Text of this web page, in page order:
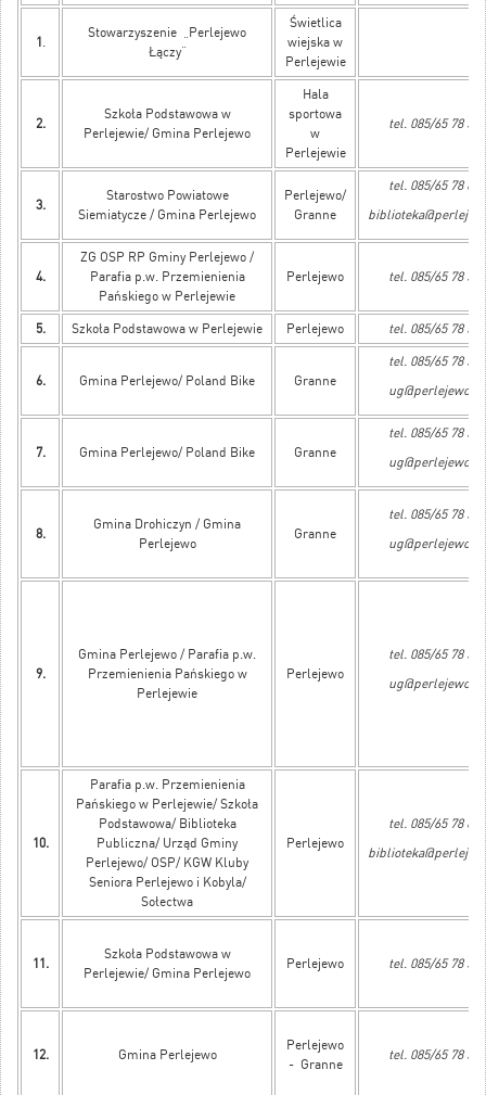
1 .
Stowarzyszenie „Perlejewo
Łączy”
Świetlica
wiejska w
Perlejewie
2.
Szkoła Podstawowa w
Perlejewie/ Gmina Perlejewo
Hala
sportowa
w
Perlejewie
tel. 085/65 78 505
3.
Starostwo Powiatowe
Siemiatycze / Gmina Perlejewo
Perlejewo/
Granne
tel. 085/65 78 608
4.
ZG OSP RP Gminy Perlejewo /
Parafia p.w. Przemienienia
Pańskiego w Perlejewie
Perlejewo tel. 085/65 78 515
5. Szkoła Podstawowa w Perlejewie Perlejewo tel. 085/65 78 505
6. Gmina Perlejewo/ Poland Bike Granne
tel. 085/65 78 515
ug@perlejewo.pl
7. Gmina Perlejewo/ Poland Bike Granne
tel. 085/65 78 515
ug@perlejewo.pl
8.
Gmina Drohiczyn / Gmina
Perlejewo
Granne
tel. 085/65 78 515
ug@perlejewo.pl
9.
Gmina Perlejewo / Parafia p.w.
Przemienienia Pańskiego w
Perlejewie
Perlejewo
tel. 085/65 78 515
ug@perlejewo.pl
10.
Parafia p.w. Przemienienia
Pańskiego w Perlejewie/ Szkoła
Podstawowa/ Biblioteka
Publiczna/ Urząd Gminy
Perlejewo/ OSP/ KGW Kluby
Seniora Perlejewo i Kobyla/
Sołectwa
Perlejewo
tel. 085/65 78 608
11.
Szkoła Podstawowa w
Perlejewie/ Gmina Perlejewo
Perlejewo tel. 085/65 78 505
12. Gmina Perlejewo
Perlejewo
- Granne
tel. 085/65 78 515